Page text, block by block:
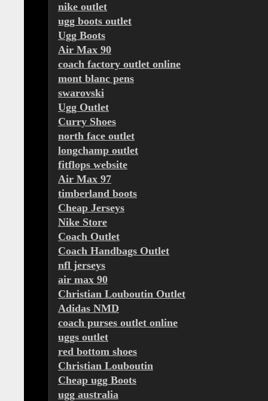
nike outlet
ugg boots outlet
Ugg Boots
Air Max 90
coach factory outlet online
mont blanc pens
swarovski
Ugg Outlet
Curry Shoes
north face outlet
longchamp outlet
fitflops website
Air Max 97
timberland boots
Cheap Jerseys
Nike Store
Coach Outlet
Coach Handbags Outlet
nfl jerseys
air max 90
Christian Louboutin Outlet
Adidas NMD
coach purses outlet online
uggs outlet
red bottom shoes
Christian Louboutin
Cheap ugg Boots
ugg australia